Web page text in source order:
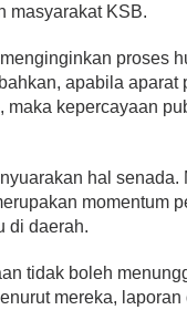
masyarakat KSB.
proses
apabila aparat
kepercayaan
hal senada.
momentum
di daerah.
tidak boleh
mereka,